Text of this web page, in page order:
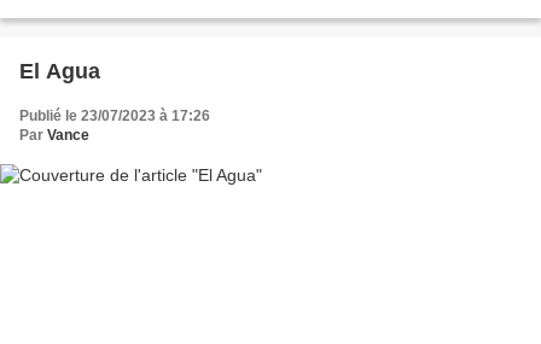
El Agua
Publié le 23/07/2023 à 17:26
Par Vance